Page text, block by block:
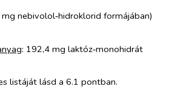
nebivolol‑hidroklorid formájában)
: 192,4 mg laktóz‑monohidrát
listáját lásd a 6.1 pontban.